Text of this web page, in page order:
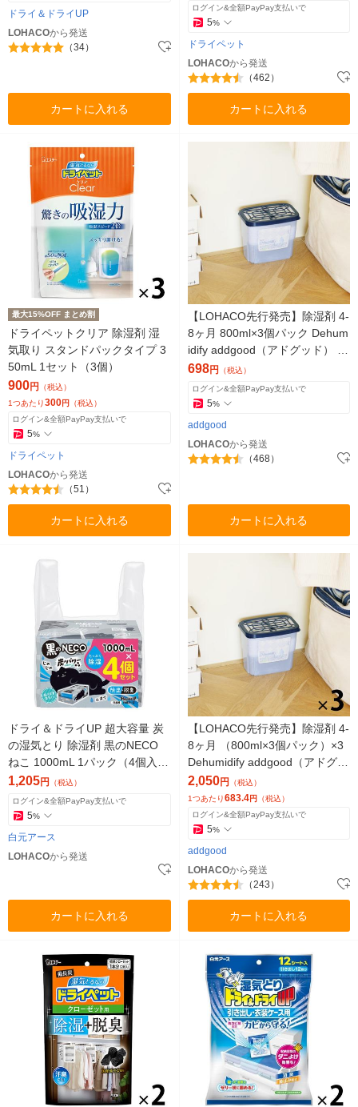
ドライ＆ドライUP
LOHACOから発送
（34）
カートに入れる
ログイン&全額PayPay支払いで
5%
ドライペット
LOHACOから発送
（462）
カートに入れる
最大15%OFF まとめ割
ドライペットクリア 除湿剤 湿
気取り スタンドパックタイプ 3
50mL 1セット（3個）
900円
（税込）
1つあたり300円 （税込）
ログイン&全額PayPay支払いで
5%
ドライペット
LOHACOから発送
（51）
カートに入れる
【LOHACO先行発売】除湿剤 4-
8ヶ月 800ml×3個パック Dehum
idify addgood（アドグッド） 限
定
698円 （税込）
ログイン&全額PayPay支払いで
5%
addgood
LOHACOから発送
（468）
カートに入れる
ドライ＆ドライUP 超大容量 炭
の湿気とり 除湿剤 黒のNECO
ねこ 1000mL 1パック（4個入）
白元アース
1,205円 （税込）
ログイン&全額PayPay支払いで
5%
白元アース
LOHACOから発送
カートに入れる
【LOHACO先行発売】除湿剤 4-
8ヶ月 （800ml×3個パック）×3
Dehumidify addgood（アドグッ
ド） 限定
2,050円 （税込）
1つあたり683.4円 （税込）
ログイン&全額PayPay支払いで
5%
addgood
LOHACOから発送
（243）
カートに入れる